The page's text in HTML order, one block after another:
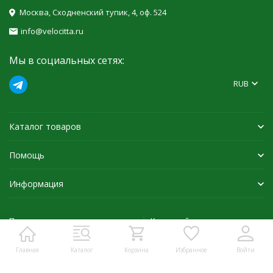
Главная Каталог Корзина Избранное Войти
Москва, Сходненский тупик, 4, оф. 524
info@velocitta.ru
Мы в социальных сетях:
RUB
Каталог товаров
Помощь
Информация
Политика персональных данных Карта сайта